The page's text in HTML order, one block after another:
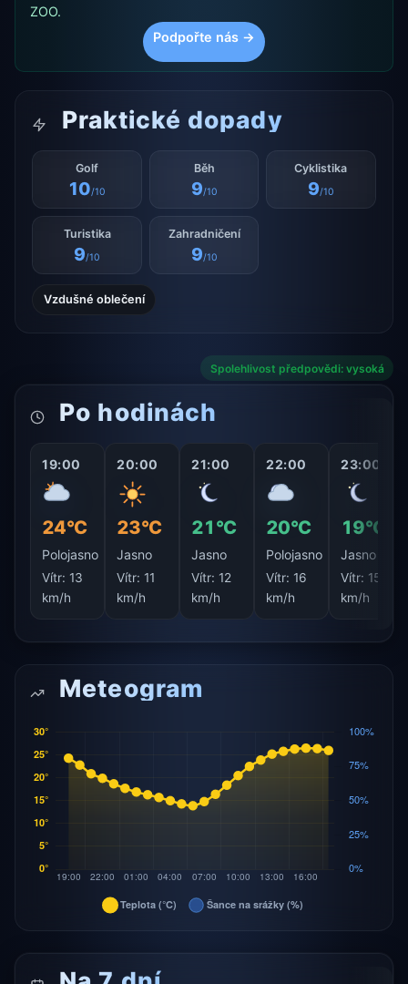
ZOO.
Podpořte nás →
Praktické dopady
Golf
10/10
Běh
9/10
Cyklistika
9/10
Turistika
9/10
Zahradničení
9/10
Vzdušné oblečení
Spolehlivost předpovědi: vysoká
Po hodinách
19:00
24°C
Polojasno
Vítr: 13
km/h
20:00
23°C
Jasno
Vítr: 11
km/h
21:00
21°C
Jasno
Vítr: 12
km/h
22:00
20°C
Polojasno
Vítr: 16
km/h
23:00
19°C
Jasno
Vítr: 15
km/h
Meteogram